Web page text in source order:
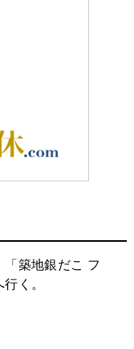
「築地銀だこ フ
く。